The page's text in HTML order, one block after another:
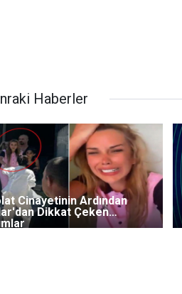
Haberler
Cinayetinin Ardından
Dikkat Çeken